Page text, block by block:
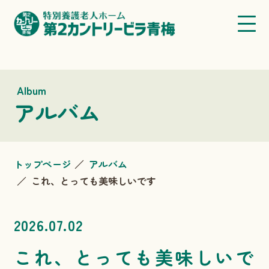
Album
アルバム
トップページ
アルバム
これ、とっても美味しいです
2026.07.02
これ、とっても美味しいで